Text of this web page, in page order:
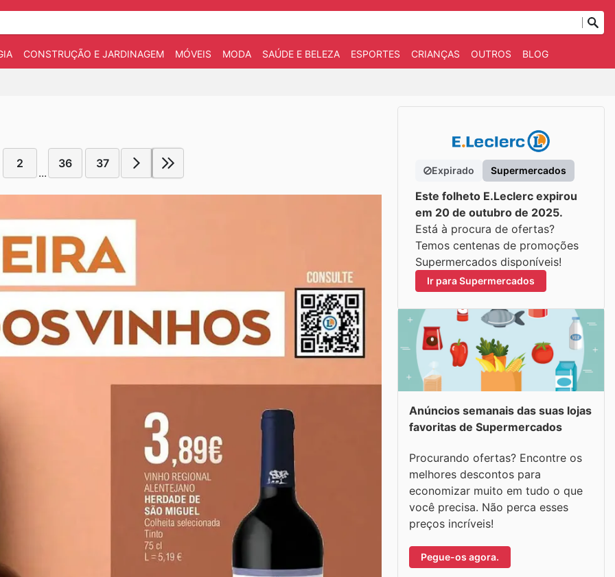
CONSTRUÇÃO E JARDINAGEM MÓVEIS MODA SAÚDE E BELEZA ESPORTES CRIANÇAS OUTROS BLOG
2
...
36 37
Expirado Supermercados
Este folheto E.Leclerc expirou
em 20 de outubro de 2025.
Está à procura de ofertas?
Temos centenas de promoções
Supermercados disponíveis!
Ir para Supermercados
Anúncios semanais das suas lojas
favoritas de Supermercados
Procurando ofertas? Encontre os
melhores descontos para
economizar muito em tudo o que
você precisa. Não perca esses
preços incríveis!
Pegue-os agora.